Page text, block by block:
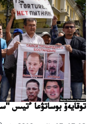
توقايەۆ بوساتۋعا ءتيىس